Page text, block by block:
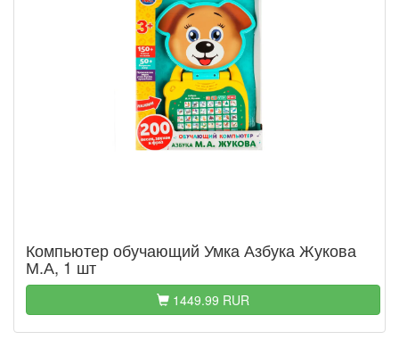
Компьютер обучающий Умка Азбука Жукова
М.А, 1 шт
1449.99 RUR